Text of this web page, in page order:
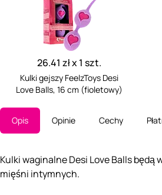
26.41 zł x 1 szt.
Kulki gejszy FeelzToys Desi
Love Balls, 16 cm (fioletowy)
Opis Opinie Cechy
Kulki waginalne Desi Love Balls
mięśni intymnych.